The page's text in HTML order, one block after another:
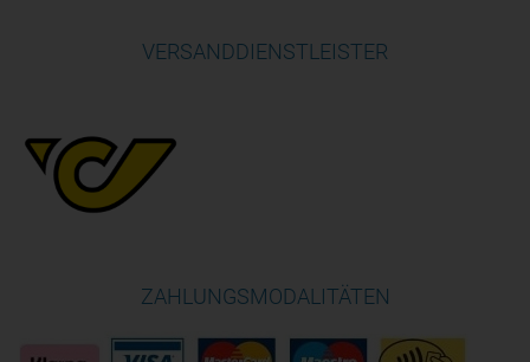
VERSANDDIENSTLEISTER
ZAHLUNGSMODALITÄTEN